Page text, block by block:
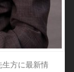
生方に最新情